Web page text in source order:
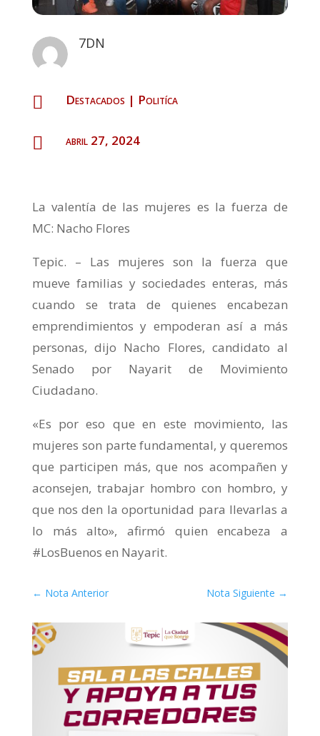
7DN
 Destacados | Politíca
 abril 27, 2024
La valentía de las mujeres es la fuerza de
MC: Nacho Flores
Tepic. – Las mujeres son la fuerza que
mueve familias y sociedades enteras, más
cuando se trata de quienes encabezan
emprendimientos y empoderan así a más
personas, dijo Nacho Flores, candidato al
Senado por Nayarit de Movimiento
Ciudadano.
«Es por eso que en este movimiento, las
mujeres son parte fundamental, y queremos
que participen más, que nos acompañen y
aconsejen, trabajar hombro con hombro, y
que nos den la oportunidad para llevarlas a
lo más alto», afirmó quien encabeza a
#LosBuenos en Nayarit.
← Nota Anterior Nota Siguiente →